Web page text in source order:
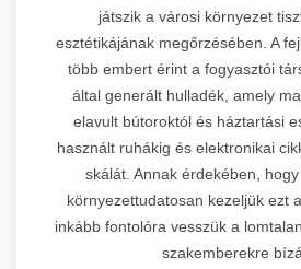
játszik a városi környezet
esztétikájának megőrzésében. A
több embert érint a fogyasztói
által generált hulladék, amely
elavult bútoroktól és háztartási
használt ruhákig és elektronikai
skálát. Annak érdekében,
környezettudatosan kezeljük ezt
inkább fontolóra vesszük a
szakemberekre